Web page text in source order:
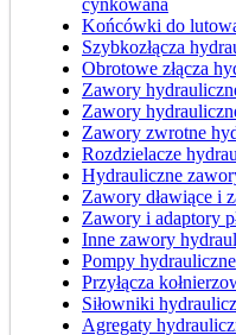
cynkowana
Końcówki do
Szybkozłącza
Obrotowe złącza
Zawory
Zawory
Zawory zwrotne
Rozdzielacze
Hydrauliczne
Zawory dławiące i
Zawory i adaptory
Inne zawory
Pompy hydrauliczne
Przyłącza
Siłowniki
Agregaty